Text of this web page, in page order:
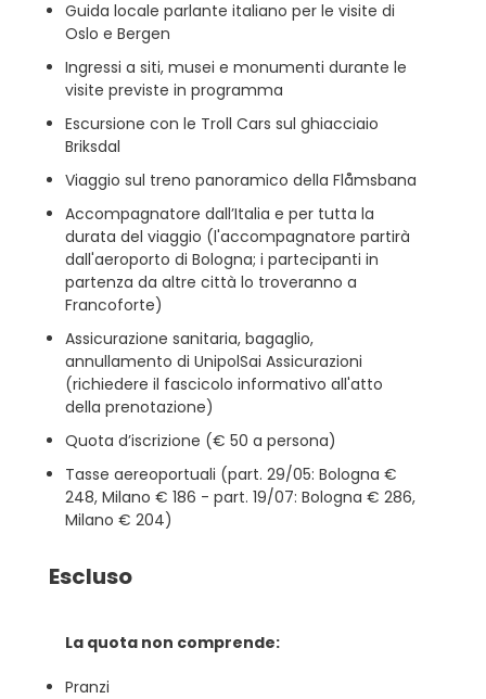
Guida locale parlante italiano per le visite di
Oslo e Bergen
Ingressi a siti, musei e monumenti durante le
visite previste in programma
Escursione con le Troll Cars sul ghiacciaio
Briksdal
Viaggio sul treno panoramico della Flåmsbana
Accompagnatore dall’Italia e per tutta la
durata del viaggio (l'accompagnatore partirà
dall'aeroporto di Bologna; i partecipanti in
partenza da altre città lo troveranno a
Francoforte)
Assicurazione sanitaria, bagaglio,
annullamento di UnipolSai Assicurazioni
(richiedere il fascicolo informativo all'atto
della prenotazione)
Quota d’iscrizione (€ 50 a persona)
Tasse aereoportuali (part. 29/05: Bologna €
248, Milano € 186 - part. 19/07: Bologna € 286,
Milano € 204)
Escluso
La quota non comprende:
Pranzi